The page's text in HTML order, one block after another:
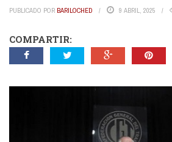
PUBLICADO POR BARILOCHED 9 ABRIL, 2025
COMPARTIR: